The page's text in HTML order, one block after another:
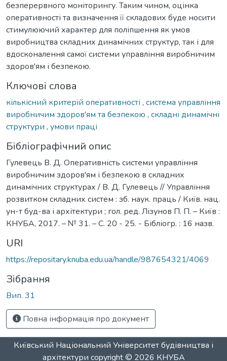
безперервного моніторингу. Таким чином, оцінка
оперативності та визначення її складових буде носити
стимулюючий характер для поліпшення як умов
виробництва складних динамічних структур, так і для
вдосконалення самої системи управління виробничим
здоров'ям і безпекою.
Ключові слова
кількісний критерій оперативності , система управління
виробничим здоров'ям та безпекою , складні динамічні
структури , умови праці
Бібліографічний опис
Гулевець В. Д. Оперативність системи управління
виробничим здоров'ям і безпекою в складних
динамічних структурах / В. Д. Гулевець // Управління
розвитком складних систем : зб. наук. праць / Київ. нац.
ун-т буд-ва і архітектури ; гол. ред. Лізунов П. П. – Київ :
КНУБА, 2017. – № 31. – С. 20 - 25. - Бібліогр. : 16 назв.
URI
https://repositary.knuba.edu.ua/handle/987654321/4069
Зібрання
Вип. 31
Повна інформація про документ
Київський Національний Університет будівництва і
архітектури copyright © 2026 КНУБА